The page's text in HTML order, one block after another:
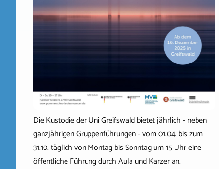
Die Kustodie der Uni Greifswald bietet jährlich - neben
ganzjährigen Gruppenführungen - vom 01.04. bis zum
31.10. täglich von Montag bis Sonntag um 15 Uhr eine
öffentliche Führung durch Aula und Karzer an.